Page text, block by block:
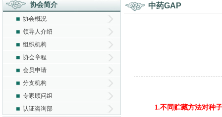
协会简介
协会概况
领导人介绍
组织机构
协会章程
会员申请
分支机构
专家顾问组
认证咨询部
中药GAP
1.不同贮藏方法对种